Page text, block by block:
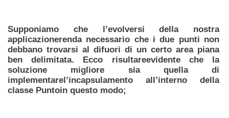
Supponiamo che l’evolversi della nostra
applicazionerenda necessario che i due punti non
debbano trovarsi al difuori di un certo area piana
ben delimitata. Ecco risultareevidente che la
soluzione migliore sia quella di
implementarel’incapsulamento all’interno della
classe Puntoin questo modo;